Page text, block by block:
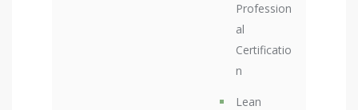
Profession
al
Certificatio
n
Lean